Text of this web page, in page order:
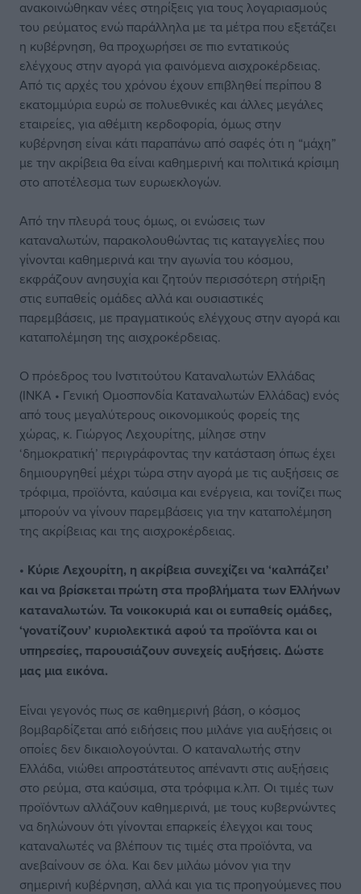
ανακοινώθηκαν νέες στηρίξεις για τους λογαριασμούς
του ρεύματος ενώ παράλληλα με τα μέτρα που εξετάζει
η κυβέρνηση, θα προχωρήσει σε πιο εντατικούς
ελέγχους στην αγορά για φαινόμενα αισχροκέρδειας.
Από τις αρχές του χρόνου έχουν επιβληθεί περίπου 8
εκατομμύρια ευρώ σε πολυεθνικές και άλλες μεγάλες
εταιρείες, για αθέμιτη κερδοφορία, όμως στην
κυβέρνηση είναι κάτι παραπάνω από σαφές ότι η “μάχη”
με την ακρίβεια θα είναι καθημερινή και πολιτικά κρίσιμη
στο αποτέλεσμα των ευρωεκλογών.
Από την πλευρά τους όμως, οι ενώσεις των
καταναλωτών, παρακολουθώντας τις καταγγελίες που
γίνονται καθημερινά και την αγωνία του κόσμου,
εκφράζουν ανησυχία και ζητούν περισσότερη στήριξη
στις ευπαθείς ομάδες αλλά και ουσιαστικές
παρεμβάσεις, με πραγματικούς ελέγχους στην αγορά και
καταπολέμηση της αισχροκέρδειας.
Ο πρόεδρος του Ινστιτούτου Καταναλωτών Ελλάδας
(ΙΝΚΑ • Γενική Ομοσπονδία Καταναλωτών Ελλάδας) ενός
από τους μεγαλύτερους οικονομικούς φορείς της
χώρας, κ. Γιώργος Λεχουρίτης, μίλησε στην
‘δημοκρατική’ περιγράφοντας την κατάσταση όπως έχει
δημιουργηθεί μέχρι τώρα στην αγορά με τις αυξήσεις σε
τρόφιμα, προϊόντα, καύσιμα και ενέργεια, και τονίζει πως
μπορούν να γίνουν παρεμβάσεις για την καταπολέμηση
της ακρίβειας και της αισχροκέρδειας.
• Κύριε Λεχουρίτη, η ακρίβεια συνεχίζει να ‘καλπάζει’
και να βρίσκεται πρώτη στα προβλήματα των Ελλήνων
καταναλωτών. Τα νοικοκυριά και οι ευπαθείς ομάδες,
‘γονατίζουν’ κυριολεκτικά αφού τα προϊόντα και οι
υπηρεσίες, παρουσιάζουν συνεχείς αυξήσεις. Δώστε
μας μια εικόνα.
Είναι γεγονός πως σε καθημερινή βάση, ο κόσμος
βομβαρδίζεται από ειδήσεις που μιλάνε για αυξήσεις οι
οποίες δεν δικαιολογούνται. Ο καταναλωτής στην
Ελλάδα, νιώθει απροστάτευτος απέναντι στις αυξήσεις
στο ρεύμα, στα καύσιμα, στα τρόφιμα κ.λπ. Οι τιμές των
προϊόντων αλλάζουν καθημερινά, με τους κυβερνώντες
να δηλώνουν ότι γίνονται επαρκείς έλεγχοι και τους
καταναλωτές να βλέπουν τις τιμές στα προϊόντα, να
ανεβαίνουν σε όλα. Και δεν μιλάω μόνον για την
σημερινή κυβέρνηση, αλλά και για τις προηγούμενες που